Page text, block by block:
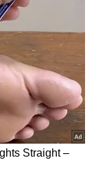
ನಿಯೋಗದಲ್ಲಿ
), ಟಿವಿ
), ಸೆಲೆಬ್ರಿಟಿ
ಏಷ್ಯಾನೆಟ್
ನೋಡಿ.
Review ),